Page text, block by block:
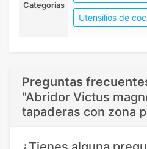
Categorias
Utensilios de
Preguntas
"Abridor Victus
tapaderas con zona